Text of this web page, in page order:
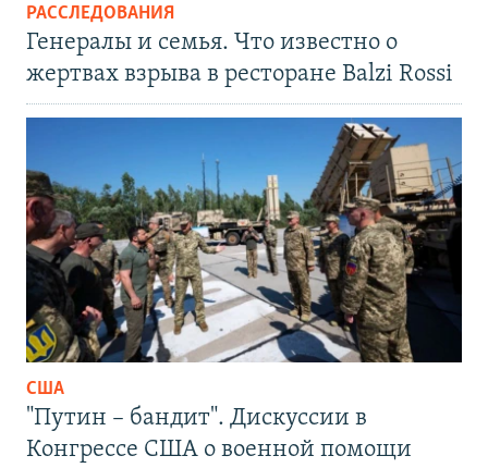
РАССЛЕДОВАНИЯ
Генералы и семья. Что известно о
жертвах взрыва в ресторане Balzi Rossi
США
"Путин – бандит". Дискуссии в
Конгрессе США о военной помощи